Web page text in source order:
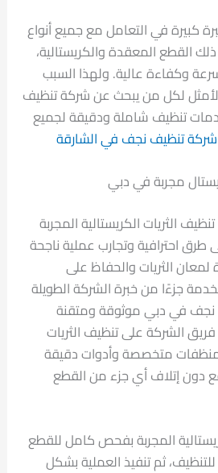
كبيرة في التعامل مع جميع أنواع
القطع المعقدة والكريستالية،
وكفاءة عالية. ولهذا السبب
الأمثل لكل من يبحث عن شركة تنظيف
تنظيف شاملة ودقيقة لجميع
شركة تنظيف نجف في الشارقة
مجربة في دبي
الثريات الكريستالية المجربة
احترافية وتجارب عملية ناجحة
لمعان الثريات والحفاظ على
جزءًا من خبرة الشركة الطويلة
في دبي موثوقة ومتقنة
الشركة على تنظيف الثريات
منظفات متخصصة وأدوات دقيقة
دون إتلاف أي جزء من القطع
المجربة بفحص كامل للقطع
ثم تنفيذ العملية بشكل